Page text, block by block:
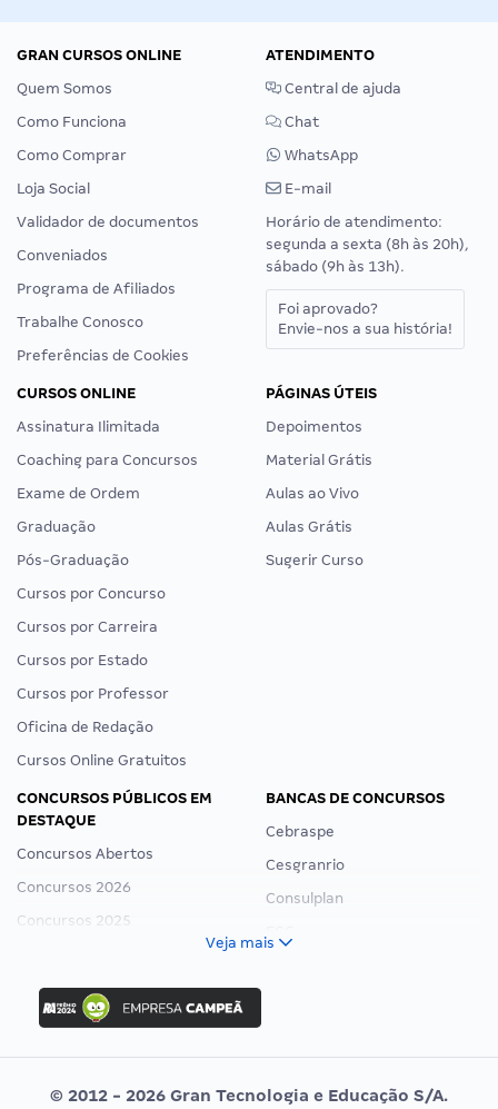
GRAN CURSOS ONLINE
Quem Somos
Como Funciona
Como Comprar
Loja Social
Validador de documentos
Conveniados
Programa de Afiliados
Trabalhe Conosco
Preferências de Cookies
ATENDIMENTO
Central de ajuda
Chat
WhatsApp
E-mail
Horário de atendimento:
segunda a sexta (8h às 20h),
sábado (9h às 13h).
Foi aprovado?
Envie-nos a sua história!
CURSOS ONLINE
Assinatura Ilimitada
Coaching para Concursos
Exame de Ordem
Graduação
Pós-Graduação
Cursos por Concurso
Cursos por Carreira
Cursos por Estado
Cursos por Professor
Oficina de Redação
Cursos Online Gratuitos
PÁGINAS ÚTEIS
Depoimentos
Material Grátis
Aulas ao Vivo
Aulas Grátis
Sugerir Curso
CONCURSOS PÚBLICOS EM
DESTAQUE
Concursos Abertos
Concursos 2026
Concursos 2025
Concurso Ibama
Concurso MPU
Editais publicados
BANCAS DE CONCURSOS
Cebraspe
Cesgranrio
Consulplan
Vunesp
Veja mais
© 2012 - 2026 Gran Tecnologia e Educação S/A.